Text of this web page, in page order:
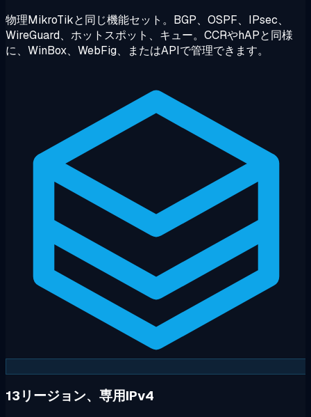
物理MikroTikと同じ機能セット。BGP、OSPF、IPsec、
WireGuard、ホットスポット、キュー。CCRやhAPと同様
に、WinBox、WebFig、またはAPIで管理できます。
13リージョン、専用IPv4